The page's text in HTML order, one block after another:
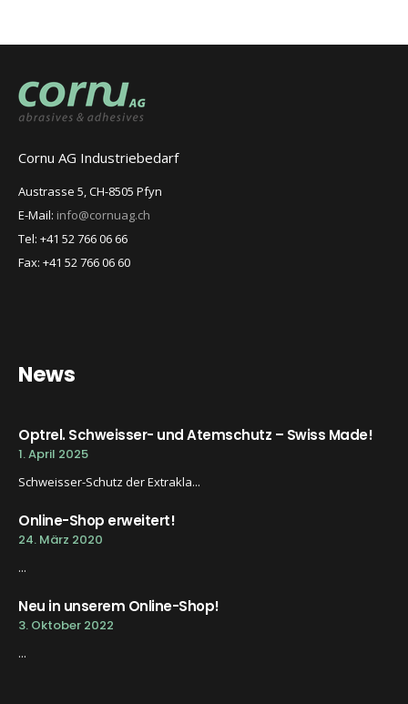
Cornu AG Industriebedarf
Austrasse 5, CH-8505 Pfyn
E-Mail: info@cornuag.ch
Tel: +41 52 766 06 66
Fax: +41 52 766 06 60
News
Optrel. Schweisser- und Atemschutz – Swiss Made!
1. April 2025
Schweisser-Schutz der Extrakla...
Online-Shop erweitert!
24. März 2020
...
Neu in unserem Online-Shop!
3. Oktober 2022
...